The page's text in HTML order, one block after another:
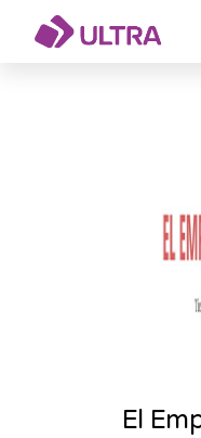
El